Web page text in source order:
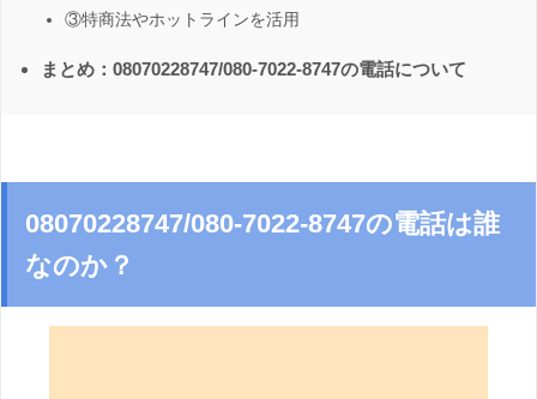
③特商法やホットラインを活用
まとめ：08070228747/080-7022-8747の電話について
08070228747/080-7022-8747の電話は誰
なのか？